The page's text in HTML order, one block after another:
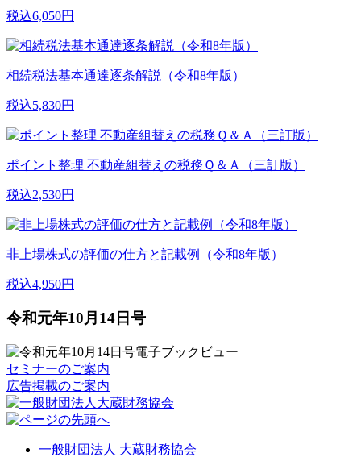
税込6,050円
相続税法基本通達逐条解説（令和8年版）
税込5,830円
ポイント整理 不動産組替えの税務Ｑ＆Ａ（三訂版）
税込2,530円
非上場株式の評価の仕方と記載例（令和8年版）
税込4,950円
令和元年10月14日号
セミナーのご案内
広告掲載のご案内
一般財団法人 大蔵財務協会